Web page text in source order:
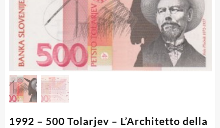
1992 – 500 Tolarjev – L’Architetto della